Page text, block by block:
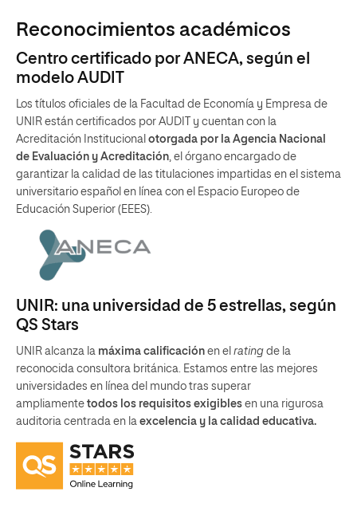
Reconocimientos académicos
Centro certificado por ANECA, según el
modelo AUDIT
Los títulos oficiales de la Facultad de Economía y Empresa de
UNIR están certificados por AUDIT y cuentan con la
Acreditación Institucional otorgada por la Agencia Nacional
de Evaluación y Acreditación , el órgano encargado de
garantizar la calidad de las titulaciones impartidas en el sistema
universitario español en línea con el Espacio Europeo de
Educación Superior (EEES).
UNIR: una universidad de 5 estrellas, según
QS Stars
UNIR alcanza la máxima calificación en el rating de la
reconocida consultora británica. Estamos entre las mejores
universidades en línea del mundo tras superar
ampliamente todos los requisitos exigibles en una rigurosa
auditoria centrada en la excelencia y la calidad educativa.